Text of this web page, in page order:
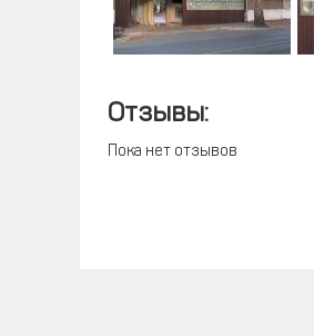
Отзывы:
Пока нет отзывов